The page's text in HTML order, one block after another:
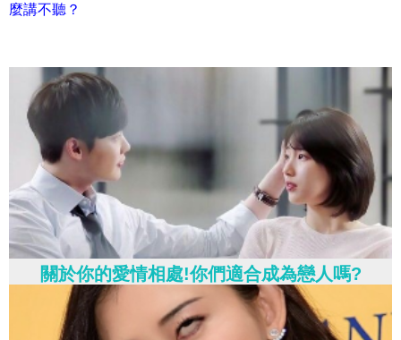
麼講不聽？
關於你的愛情相處!你們適合成為戀人嗎?